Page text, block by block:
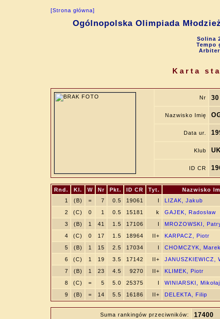
[Strona główna]
Ogólnopolska Olimpiada
Solina
Tempo
Karta
Nr 30
Nazwisko Imię
Data ur.
Klub
ID CR
Rnd. Kl. W Nr Pkt. ID CR Tyt.
Nazwisko
1
(B) = 7 0.5 19061 I
LIZAK, Jakub
2
(C) 0 1 0.5 15181 k
GAJEK, Radosław
3
(B) 1 41 1.5 17106 I
MROZOWSKI,
4
(C) 0 17 1.5 18964 II+
KARPACZ, Piotr
5
(B) 1 15 2.5 17034 I
CHOMCZYK,
6
(C) 1 19 3.5 17142 II+
JANUSZKIEWICZ,
7
(B) 1 23 4.5 9270 II+
KLIMEK, Piotr
8
(C) = 5 5.0 25375 I
WINIARSKI, Mikołaj
9
(B) = 14 5.5 16186 II+ DELEKTA, Filip
Suma rankingów przeciwników: 17400